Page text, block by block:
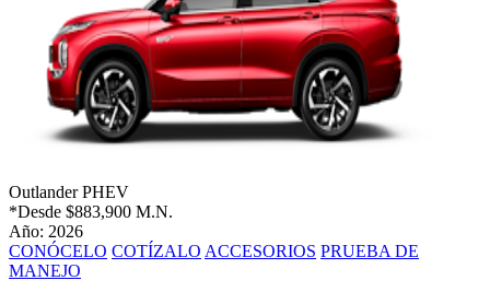
Outlander PHEV
*Desde $883,900 M.N.
Año: 2026
CONÓCELO COTÍZALO ACCESORIOS PRUEBA DE
MANEJO